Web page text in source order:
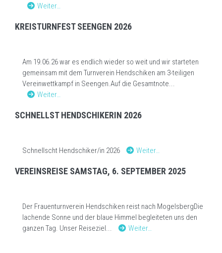
Weiter…
KREISTURNFEST SEENGEN 2026
Am 19.06.26 war es endlich wieder so weit und wir starteten
gemeinsam mit dem Turnverein Hendschiken am 3-teiligen
Vereinwettkampf in Seengen.Auf die Gesamtnote...
Weiter…
SCHNELLST HENDSCHIKERIN 2026
Schnellscht Hendschiker/in 2026 Weiter…
VEREINSREISE SAMSTAG, 6. SEPTEMBER 2025
Der Frauenturnverein Hendschiken reist nach Mogelsberg​​​​​​​Die
lachende Sonne und der blaue Himmel begleiteten uns den
ganzen Tag. Unser Reiseziel...
Weiter…